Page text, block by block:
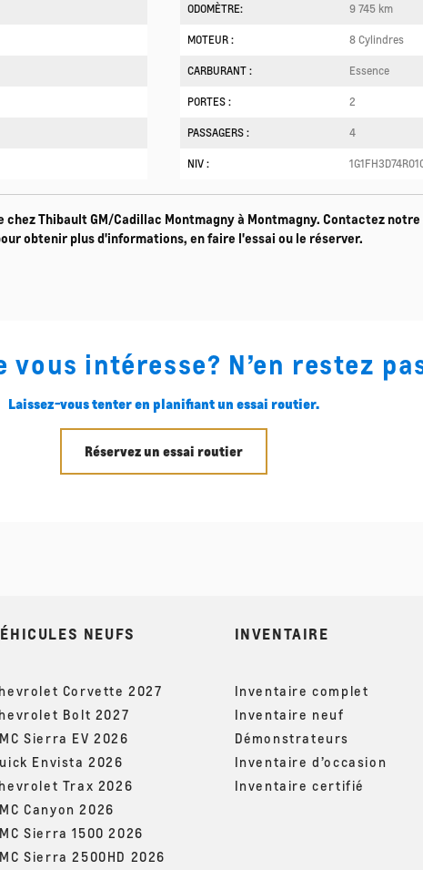
ODOMÈTRE: 9 745 km
MOTEUR : 8 Cylindres
CARBURANT : Essence
PORTES : 2
PASSAGERS : 4
NIV :
chez Thibault GM/Cadillac Montmagny à Montmagny. Contactez
obtenir plus d'informations, en faire l'essai ou le réserver.
vous intéresse? N’en restez
Laissez-vous tenter en planifiant un essai routier.
Réservez un essai routier
NEUFS
Corvette 2027
Bolt 2027
Sierra EV 2026
Envista 2026
Trax 2026
Canyon 2026
Sierra 1500 2026
Sierra 2500HD 2026
INVENTAIRE
Inventaire complet
Inventaire neuf
Démonstrateurs
Inventaire d’occasion
Inventaire certifié